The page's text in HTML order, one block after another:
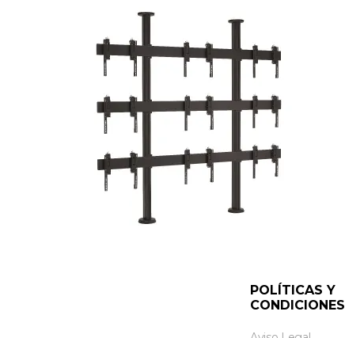
POLÍTICAS Y
CONDICIONES